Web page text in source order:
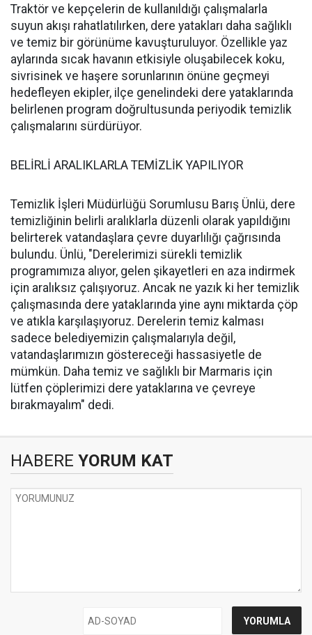
Traktör ve kepçelerin de kullanıldığı çalışmalarla
suyun akışı rahatlatılırken, dere yatakları daha sağlıklı
ve temiz bir görünüme kavuşturuluyor. Özellikle yaz
aylarında sıcak havanın etkisiyle oluşabilecek koku,
sivrisinek ve haşere sorunlarının önüne geçmeyi
hedefleyen ekipler, ilçe genelindeki dere yataklarında
belirlenen program doğrultusunda periyodik temizlik
çalışmalarını sürdürüyor.
BELİRLİ ARALIKLARLA TEMİZLİK YAPILIYOR
Temizlik İşleri Müdürlüğü Sorumlusu Barış Ünlü, dere
temizliğinin belirli aralıklarla düzenli olarak yapıldığını
belirterek vatandaşlara çevre duyarlılığı çağrısında
bulundu. Ünlü, "Derelerimizi sürekli temizlik
programımıza alıyor, gelen şikayetleri en aza indirmek
için aralıksız çalışıyoruz. Ancak ne yazık ki her temizlik
çalışmasında dere yataklarında yine aynı miktarda çöp
ve atıkla karşılaşıyoruz. Derelerin temiz kalması
sadece belediyemizin çalışmalarıyla değil,
vatandaşlarımızın göstereceği hassasiyetle de
mümkün. Daha temiz ve sağlıklı bir Marmaris için
lütfen çöplerimizi dere yataklarına ve çevreye
bırakmayalım" dedi.
HABERE YORUM KAT